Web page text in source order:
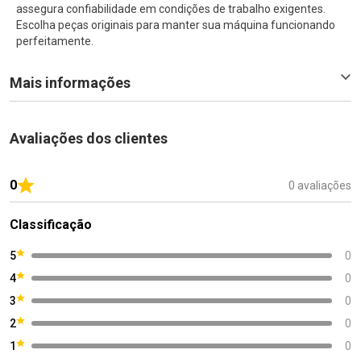
assegura confiabilidade em condições de trabalho exigentes.
Escolha peças originais para manter sua máquina funcionando
perfeitamente.
Mais informações
Avaliações dos clientes
0 0 avaliações
Classificação
5
0
4
0
3
0
2
0
1
0